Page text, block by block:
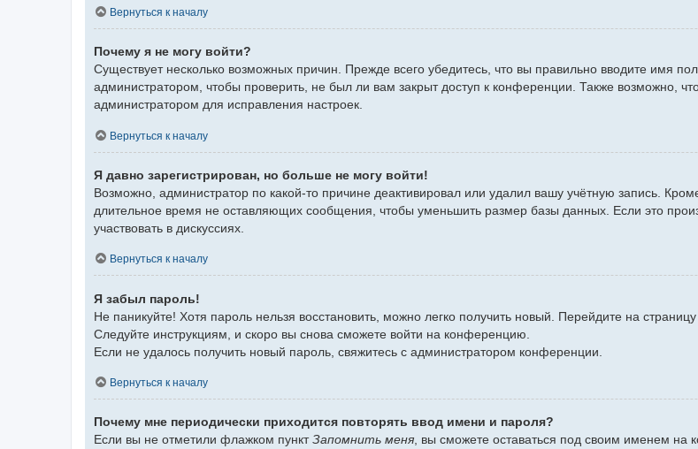
Вернуться к началу
Почему я не могу войти?
Существует несколько возможных причин. Прежде всего убедитесь, что вы правильно вводите имя
администратором, чтобы проверить, не был ли вам закрыт доступ к конференции. Также возможно,
администратором для исправления настроек.
Вернуться к началу
Я давно зарегистрирован, но больше не могу войти!
Возможно, администратор по какой-то причине деактивировал или удалил вашу учётную запись.
длительное время не оставляющих сообщения, чтобы уменьшить размер базы данных. Если это
участвовать в дискуссиях.
Вернуться к началу
Я забыл пароль!
Не паникуйте! Хотя пароль нельзя восстановить, можно легко получить новый. Перейдите на
Следуйте инструкциям, и скоро вы снова сможете войти на конференцию.
Если не удалось получить новый пароль, свяжитесь с администратором конференции.
Вернуться к началу
Почему мне периодически приходится повторять ввод имени и пароля?
Если вы не отметили флажком пунктЗапомнить меня , вы сможете оставаться под своим именем на